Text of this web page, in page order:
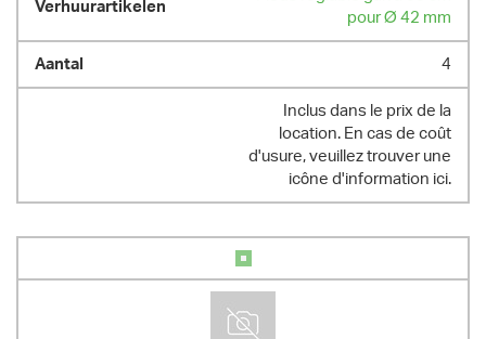
pour Ø 42 mm
4
Inclus dans le prix de la
location. En cas de coût
d'usure, veuillez trouver une
icône d'information ici.